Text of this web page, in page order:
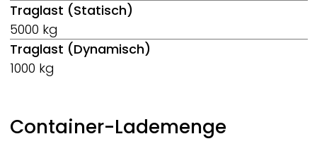
Traglast (Statisch)
5000 kg
Traglast (Dynamisch)
1000 kg
Container-Lademenge